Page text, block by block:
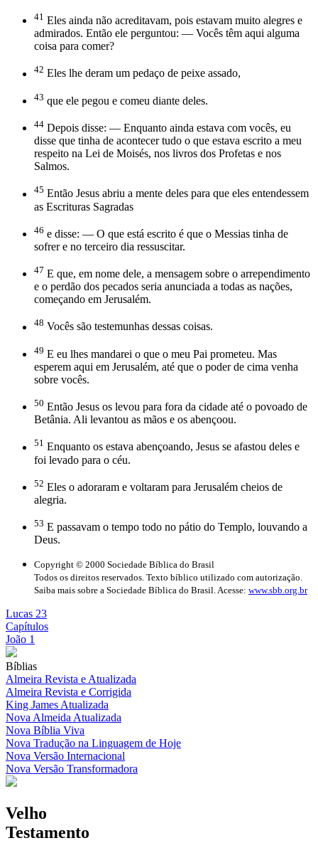
41 Eles ainda não acreditavam, pois estavam muito alegres e
admirados. Então ele perguntou: — Vocês têm aqui alguma
coisa para comer?
42 Eles lhe deram um pedaço de peixe assado,
43 que ele pegou e comeu diante deles.
44 Depois disse: — Enquanto ainda estava com vocês, eu
disse que tinha de acontecer tudo o que estava escrito a meu
respeito na Lei de Moisés, nos livros dos Profetas e nos
Salmos.
45 Então Jesus abriu a mente deles para que eles entendessem
as Escrituras Sagradas
46 e disse: — O que está escrito é que o Messias tinha de
sofrer e no terceiro dia ressuscitar.
47 E que, em nome dele, a mensagem sobre o arrependimento
e o perdão dos pecados seria anunciada a todas as nações,
começando em Jerusalém.
48 Vocês são testemunhas dessas coisas.
49 E eu lhes mandarei o que o meu Pai prometeu. Mas
esperem aqui em Jerusalém, até que o poder de cima venha
sobre vocês.
50 Então Jesus os levou para fora da cidade até o povoado de
Betânia. Ali levantou as mãos e os abençoou.
51 Enquanto os estava abençoando, Jesus se afastou deles e
foi levado para o céu.
52 Eles o adoraram e voltaram para Jerusalém cheios de
alegria.
53 E passavam o tempo todo no pátio do Templo, louvando a
Deus.
Copyright © 2000 Sociedade Bíblica do Brasil
Todos os direitos reservados. Texto bíblico utilizado com autorização.
Saiba mais sobre a Sociedade Bíblica do Brasil. Acesse: www.sbb.org.br
Lucas 23
Capítulos
João 1
Bíblias
Almeira Revista e Atualizada
Almeira Revista e Corrigida
King James Atualizada
Nova Almeida Atualizada
Nova Bíblia Viva
Nova Tradução na Linguagem de Hoje
Nova Versão Internacional
Nova Versão Transformadora
Velho
Testamento